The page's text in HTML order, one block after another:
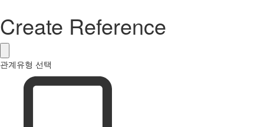
Create Reference
관계유형 선택